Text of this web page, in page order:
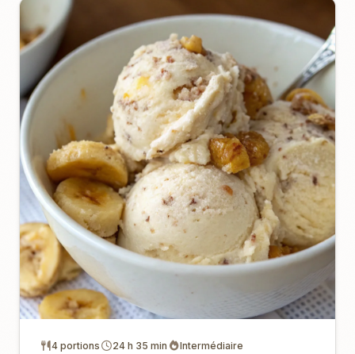
4 portions 24 h 35 min Intermédiaire